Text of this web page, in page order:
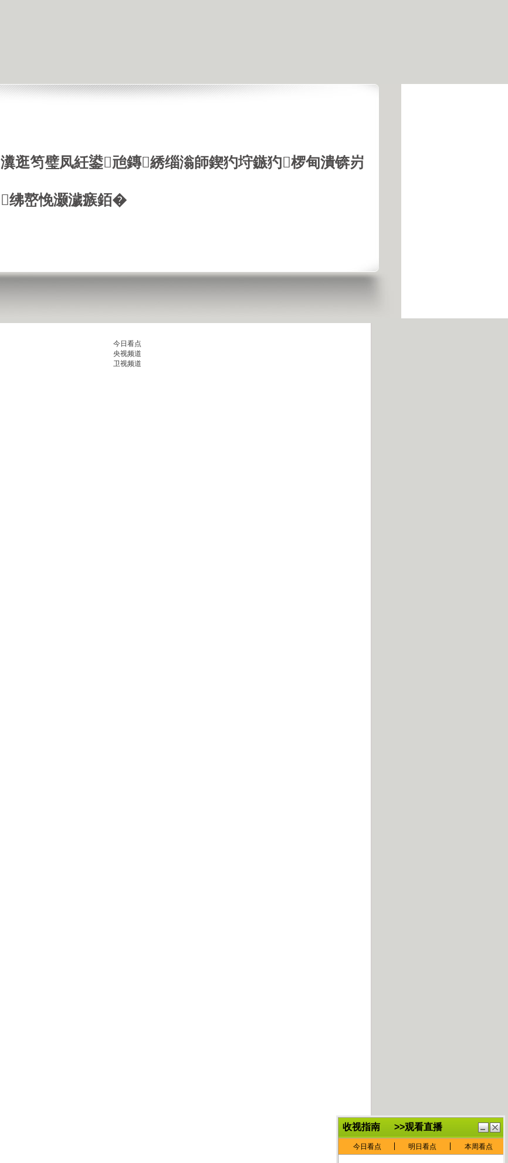
瀵逛笉璧凤紝鍙兘鏄綉缁滃師鍥犳垨鏃犳椤甸潰锛岃
绋嶅悗灏濊瘯銆�
今日看点
央视频道
卫视频道
抽
鏈
€灏
忓
寲